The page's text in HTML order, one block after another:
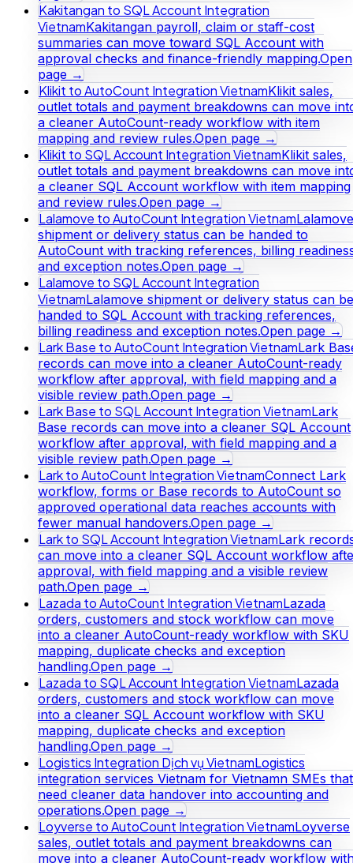
Kakitangan to SQL Account Integration
VietnamKakitangan payroll, claim or staff-cost
summaries can move toward SQL Account with
approval checks and finance-friendly mapping.Open
page →
Klikit to AutoCount Integration VietnamKlikit sales,
outlet totals and payment breakdowns can move
a cleaner AutoCount-ready workflow with item
mapping and review rules.Open page →
Klikit to SQL Account Integration VietnamKlikit sales,
outlet totals and payment breakdowns can move
a cleaner SQL Account workflow with item mapping
and review rules.Open page →
Lalamove to AutoCount Integration VietnamLalamove
shipment or delivery status can be handed to
AutoCount with tracking references, billing
and exception notes.Open page →
Lalamove to SQL Account Integration
VietnamLalamove shipment or delivery status can be
handed to SQL Account with tracking references,
billing readiness and exception notes.Open page →
Lark Base to AutoCount Integration VietnamLark
records can move into a cleaner AutoCount-ready
workflow after approval, with field mapping and a
visible review path.Open page →
Lark Base to SQL Account Integration VietnamLark
Base records can move into a cleaner SQL Account
workflow after approval, with field mapping and a
visible review path.Open page →
Lark to AutoCount Integration VietnamConnect Lark
workflow, forms or Base records to AutoCount so
approved operational data reaches accounts with
fewer manual handovers.Open page →
Lark to SQL Account Integration VietnamLark
can move into a cleaner SQL Account workflow
approval, with field mapping and a visible review
path.Open page →
Lazada to AutoCount Integration VietnamLazada
orders, customers and stock workflow can move
into a cleaner AutoCount-ready workflow with SKU
mapping, duplicate checks and exception
handling.Open page →
Lazada to SQL Account Integration VietnamLazada
orders, customers and stock workflow can move
into a cleaner SQL Account workflow with SKU
mapping, duplicate checks and exception
handling.Open page →
Logistics Integration Dịch vụ VietnamLogistics
integration services Vietnam for Vietnamn SMEs that
need cleaner data handover into accounting and
operations.Open page →
Loyverse to AutoCount Integration VietnamLoyverse
sales, outlet totals and payment breakdowns can
move into a cleaner AutoCount-ready workflow